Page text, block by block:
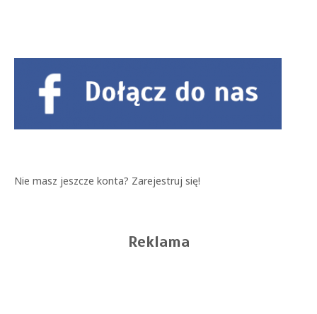
Nie masz jeszcze konta? Zarejestruj się!
Reklama